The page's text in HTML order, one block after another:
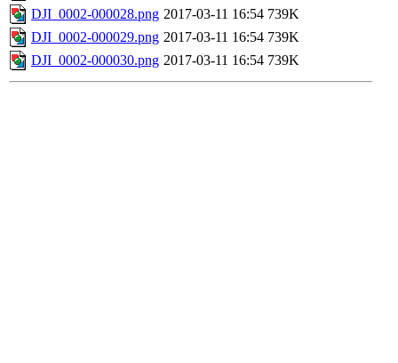
DJI_0002-000028.png 2017-03-11 16:54 739K
DJI_0002-000029.png 2017-03-11 16:54 739K
DJI_0002-000030.png 2017-03-11 16:54 739K